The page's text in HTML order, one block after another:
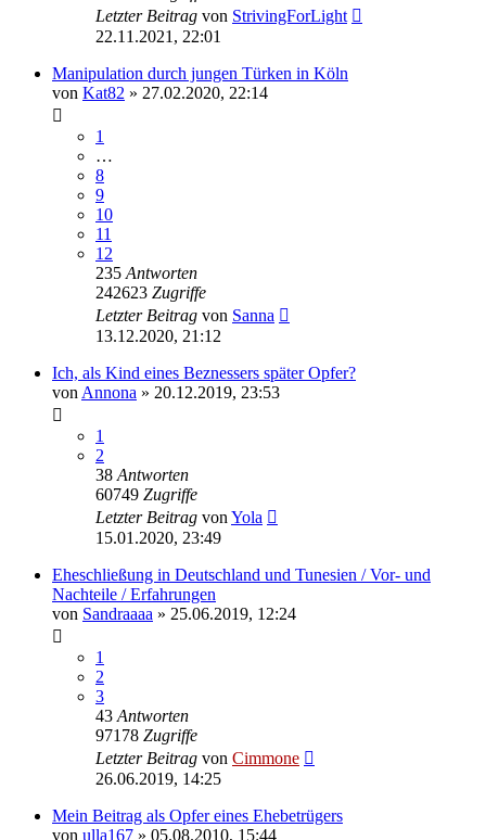
Letzter Beitrag von StrivingForLight
22.11.2021, 22:01
Manipulation durch jungen Türken in Köln
von Kat82 » 27.02.2020, 22:14
1
…
8
9
10
11
12
235 Antworten
242623 Zugriffe
Letzter Beitrag von Sanna
13.12.2020, 21:12
Ich, als Kind eines Beznessers später Opfer?
von Annona » 20.12.2019, 23:53
1
2
38 Antworten
60749 Zugriffe
Letzter Beitrag von Yola
15.01.2020, 23:49
Eheschließung in Deutschland und Tunesien / Vor- und
Nachteile / Erfahrungen
von Sandraaaa » 25.06.2019, 12:24
1
2
3
43 Antworten
97178 Zugriffe
Letzter Beitrag von Cimmone
26.06.2019, 14:25
Mein Beitrag als Opfer eines Ehebetrügers
von ulla167 » 05.08.2010, 15:44